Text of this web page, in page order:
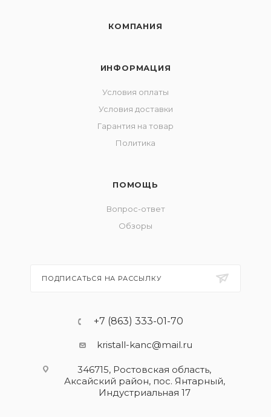
КОМПАНИЯ
ИНФОРМАЦИЯ
Условия оплаты
Условия доставки
Гарантия на товар
Политика
ПОМОЩЬ
Вопрос-ответ
Обзоры
ПОДПИСАТЬСЯ НА РАССЫЛКУ
+7 (863) 333-01-70
kristall-kanc@mail.ru
346715, Ростовская область​,
Аксайский район, пос. Янтарный,
Индустриальная 17